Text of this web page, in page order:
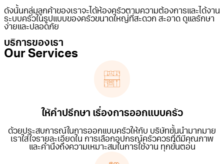
ดังนั้นกลุ่มลูกค้าของเราจะได้ห้องครัวตามความต้องการและได้งาน
ระบบครัวในรูปแบบของครัวขนาดใหญ่ที่สะดวก สะอาด ดูแลรักษา
ง่ายและปลอดภัย
บริการของเรา
Our Services
ให้คำปรึกษา เรื่องการออกแบบครัว
ด้วยประสบการณ์ในการออกแบบครัวให้กับ บริษัทชั้นนำมากมาย
เราใส่ใจรายละเอียดใน การเลือกอุปกรณ์ครัวควรที่ดีมีคุณภาพ
และคำนึงถึงความเหมาะสมในการใช้งาน ทุกขั้นตอน